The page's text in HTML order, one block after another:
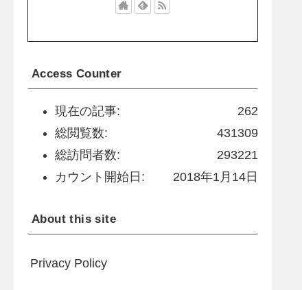
Access Counter
262
現在の記事:
431309
総閲覧数:
293221
総訪問者数:
2018年1月14日
カウント開始日:
About this site
Privacy Policy